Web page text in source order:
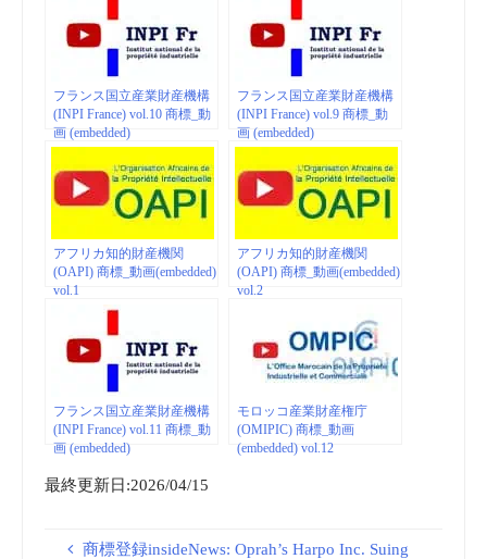
フランス国立産業財産機構
(INPI France) vol.10 商標_動
画 (embedded)
フランス国立産業財産機構
(INPI France) vol.9 商標_動
画 (embedded)
アフリカ知的財産機関
(OAPI) 商標_動画(embedded)
vol.1
アフリカ知的財産機関
(OAPI) 商標_動画(embedded)
vol.2
フランス国立産業財産機構
(INPI France) vol.11 商標_動
画 (embedded)
モロッコ産業財産権庁
(OMIPIC) 商標_動画
(embedded) vol.12
最終更新日:2026/04/15
商標登録insideNews: Oprah’s Harpo Inc. Suing